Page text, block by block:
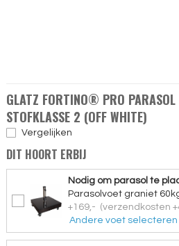
GLATZ FORTINO® PRO
STOFKLASSE 2 (OFF WHITE)
Vergelijken
DIT HOORT ERBIJ
Nodig om parasol te
Parasolvoet graniet
+169,- (verzendkosten
Andere voet selecteren